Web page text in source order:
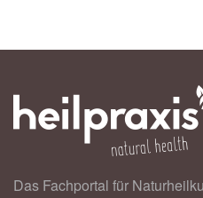
Das Fachportal für